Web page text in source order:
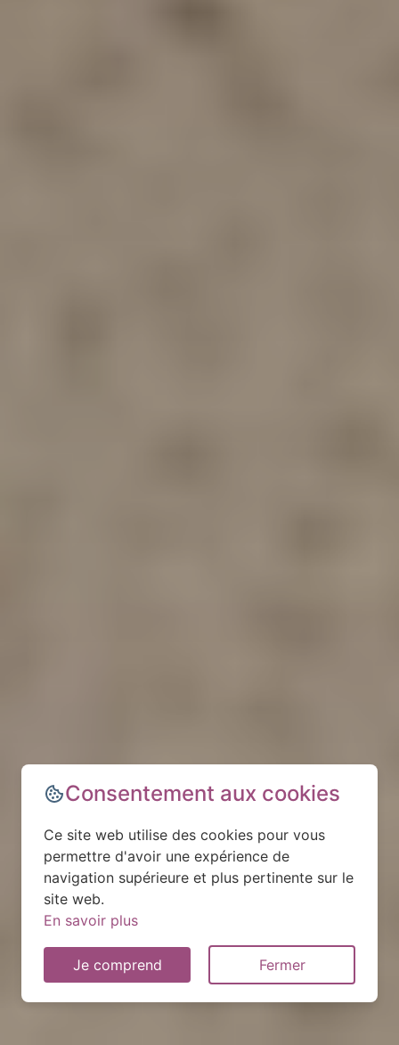
Consentement aux cookies
Ce site web utilise des cookies pour vous
permettre d'avoir une expérience de
navigation supérieure et plus pertinente sur le
site web.
En savoir plus
Je comprend Fermer